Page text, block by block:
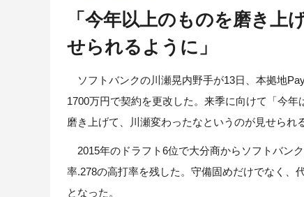
「今年以上のものを磨き
せられるように」
ソフトバンクの川瀬晃内野手が13日、本拠地
1700万円で契約を更改した。来季に向けて「今
磨き上げて、川瀬変わったなというのが見せられ
2015年のドラフト6位で大分商からソフトバン
率.278の高打率を残した。守備固めだけでなく、
となった。